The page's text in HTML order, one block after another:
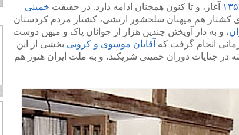
آغاز، و تا کنون همچنان ادامه دارد. در حقیقت خمینی
وی کشتار هم میهنان سلحشور ارتشی، کشتار مردم کردستان
، و به دار آویختن چندین هزار از جوانان پاک و میهن دوست
آقایان موسوی و کروبی بخشی از این
در جنایات دوران خمینی شریکند، و به ملت ایران هنوز هم